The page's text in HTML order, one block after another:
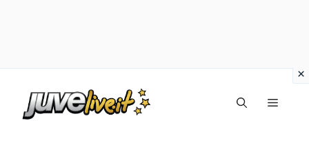
Menu